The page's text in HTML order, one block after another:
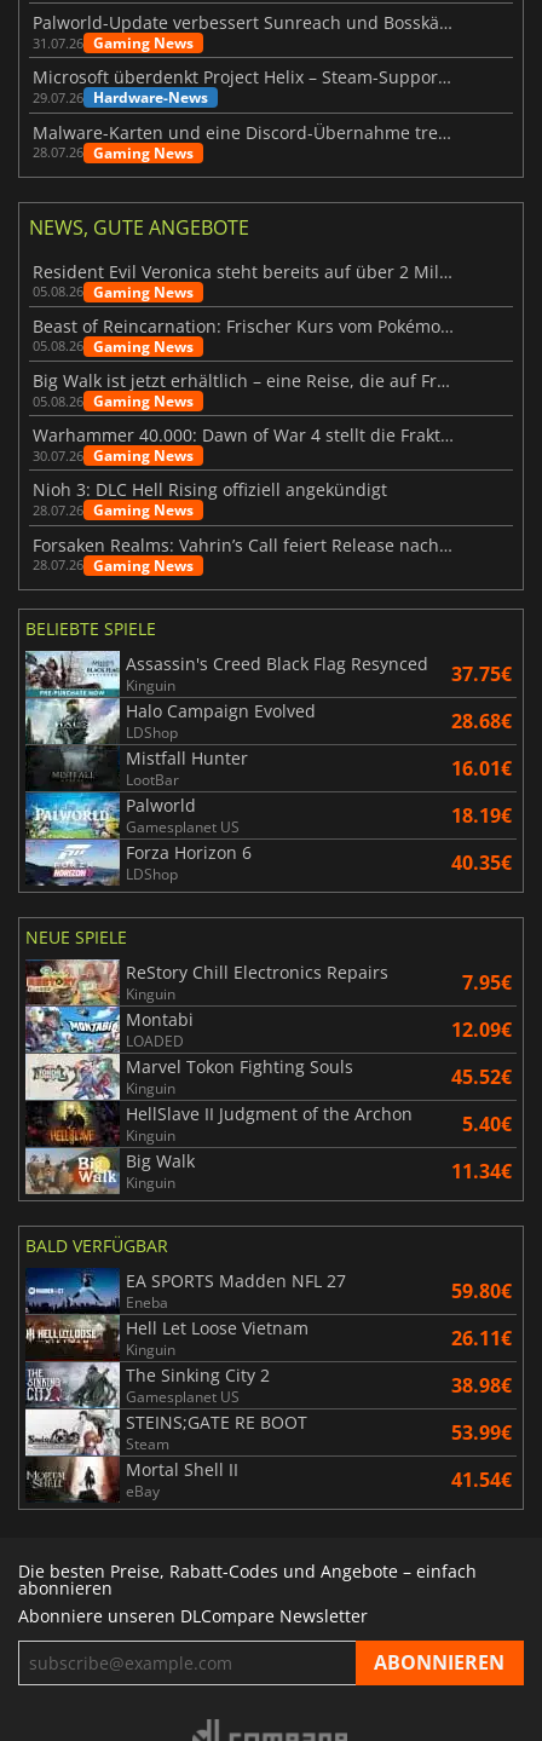
Palworld-Update verbessert Sunreach und Bosskämpfe deutlich
31.07.26 Gaming News
Microsoft überdenkt Project Helix – Steam-Support gefährdet
29.07.26 Hardware-News
Malware-Karten und eine Discord-Übernahme treffen Meccha Chameleon
28.07.26 Gaming News
NEWS, GUTE ANGEBOTE
Resident Evil Veronica steht bereits auf über 2 Millionen Wunschlisten
05.08.26 Gaming News
Beast of Reincarnation: Frischer Kurs vom Pokémon-Studio
05.08.26 Gaming News
Big Walk ist jetzt erhältlich – eine Reise, die auf Freundschaft basiert
05.08.26 Gaming News
Warhammer 40.000: Dawn of War 4 stellt die Fraktion der Necrons vor
30.07.26 Gaming News
Nioh 3: DLC Hell Rising offiziell angekündigt
28.07.26 Gaming News
Forsaken Realms: Vahrin’s Call feiert Release nach 10 Jahren
28.07.26 Gaming News
BELIEBTE SPIELE
Assassin's Creed Black Flag Resynced
Kinguin 37.75€
Halo Campaign Evolved
LDShop 28.68€
Mistfall Hunter
LootBar 16.01€
Palworld
Gamesplanet US 18.19€
Forza Horizon 6
LDShop 40.35€
NEUE SPIELE
ReStory Chill Electronics Repairs
Kinguin 7.95€
Montabi
LOADED 12.09€
Marvel Tokon Fighting Souls
Kinguin 45.52€
HellSlave II Judgment of the Archon
Kinguin 5.40€
Big Walk
Kinguin 11.34€
BALD VERFÜGBAR
EA SPORTS Madden NFL 27
Eneba 59.80€
Hell Let Loose Vietnam
Kinguin 26.11€
The Sinking City 2
Gamesplanet US 38.98€
STEINS;GATE RE BOOT
Steam 53.99€
Mortal Shell II
eBay 41.54€
Die besten Preise, Rabatt-Codes und Angebote – einfach
abonnieren
Abonniere unseren DLCompare Newsletter